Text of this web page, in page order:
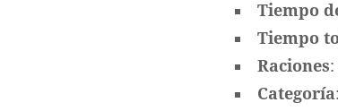
Tiempo
Tiempo
Raciones
Categoría